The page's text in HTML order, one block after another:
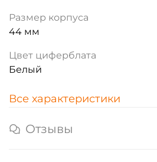
Размер корпуса
44 мм
Цвет циферблата
Белый
Все характеристики
Отзывы